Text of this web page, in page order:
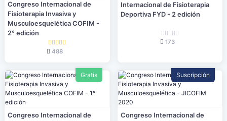
Congreso Internacional de
Fisioterapia Invasiva y
Musculoesquelética COFIM -
2° edición
488
Internacional de Fisioterapia
Deportiva FYD - 2 edición
173
Gratis
Congreso Internacional de
Suscripción
Congreso Internacional de